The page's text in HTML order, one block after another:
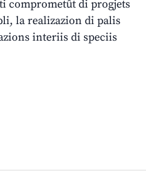
comprometût di progjets
la realizazion di palis
interiis di speciis